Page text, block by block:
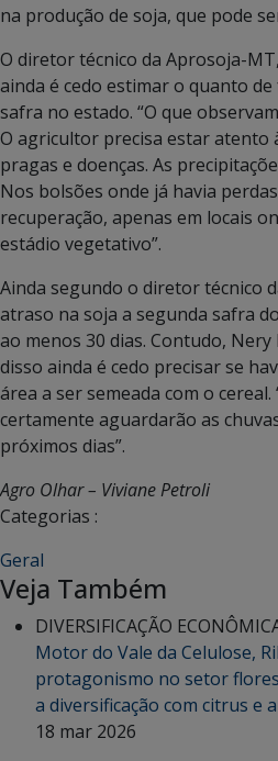
na produção de soja, que pode
O diretor técnico da Aprosoja-
ainda é cedo estimar o quanto
safra no estado. “O que
O agricultor precisa estar atento
pragas e doenças. As
Nos bolsões onde já havia
recuperação, apenas em locais
estádio vegetativo”.
Ainda segundo o diretor técnico
atraso na soja a segunda safra
ao menos 30 dias. Contudo,
disso ainda é cedo precisar se
área a ser semeada com o
certamente aguardarão as
próximos dias”.
Agro Olhar – Viviane Petroli
Categorias :
Geral
Veja Também
DIVERSIFICAÇÃO
Motor do Vale da Celulose,
protagonismo no setor
a diversificação com citrus e
18 mar 2026